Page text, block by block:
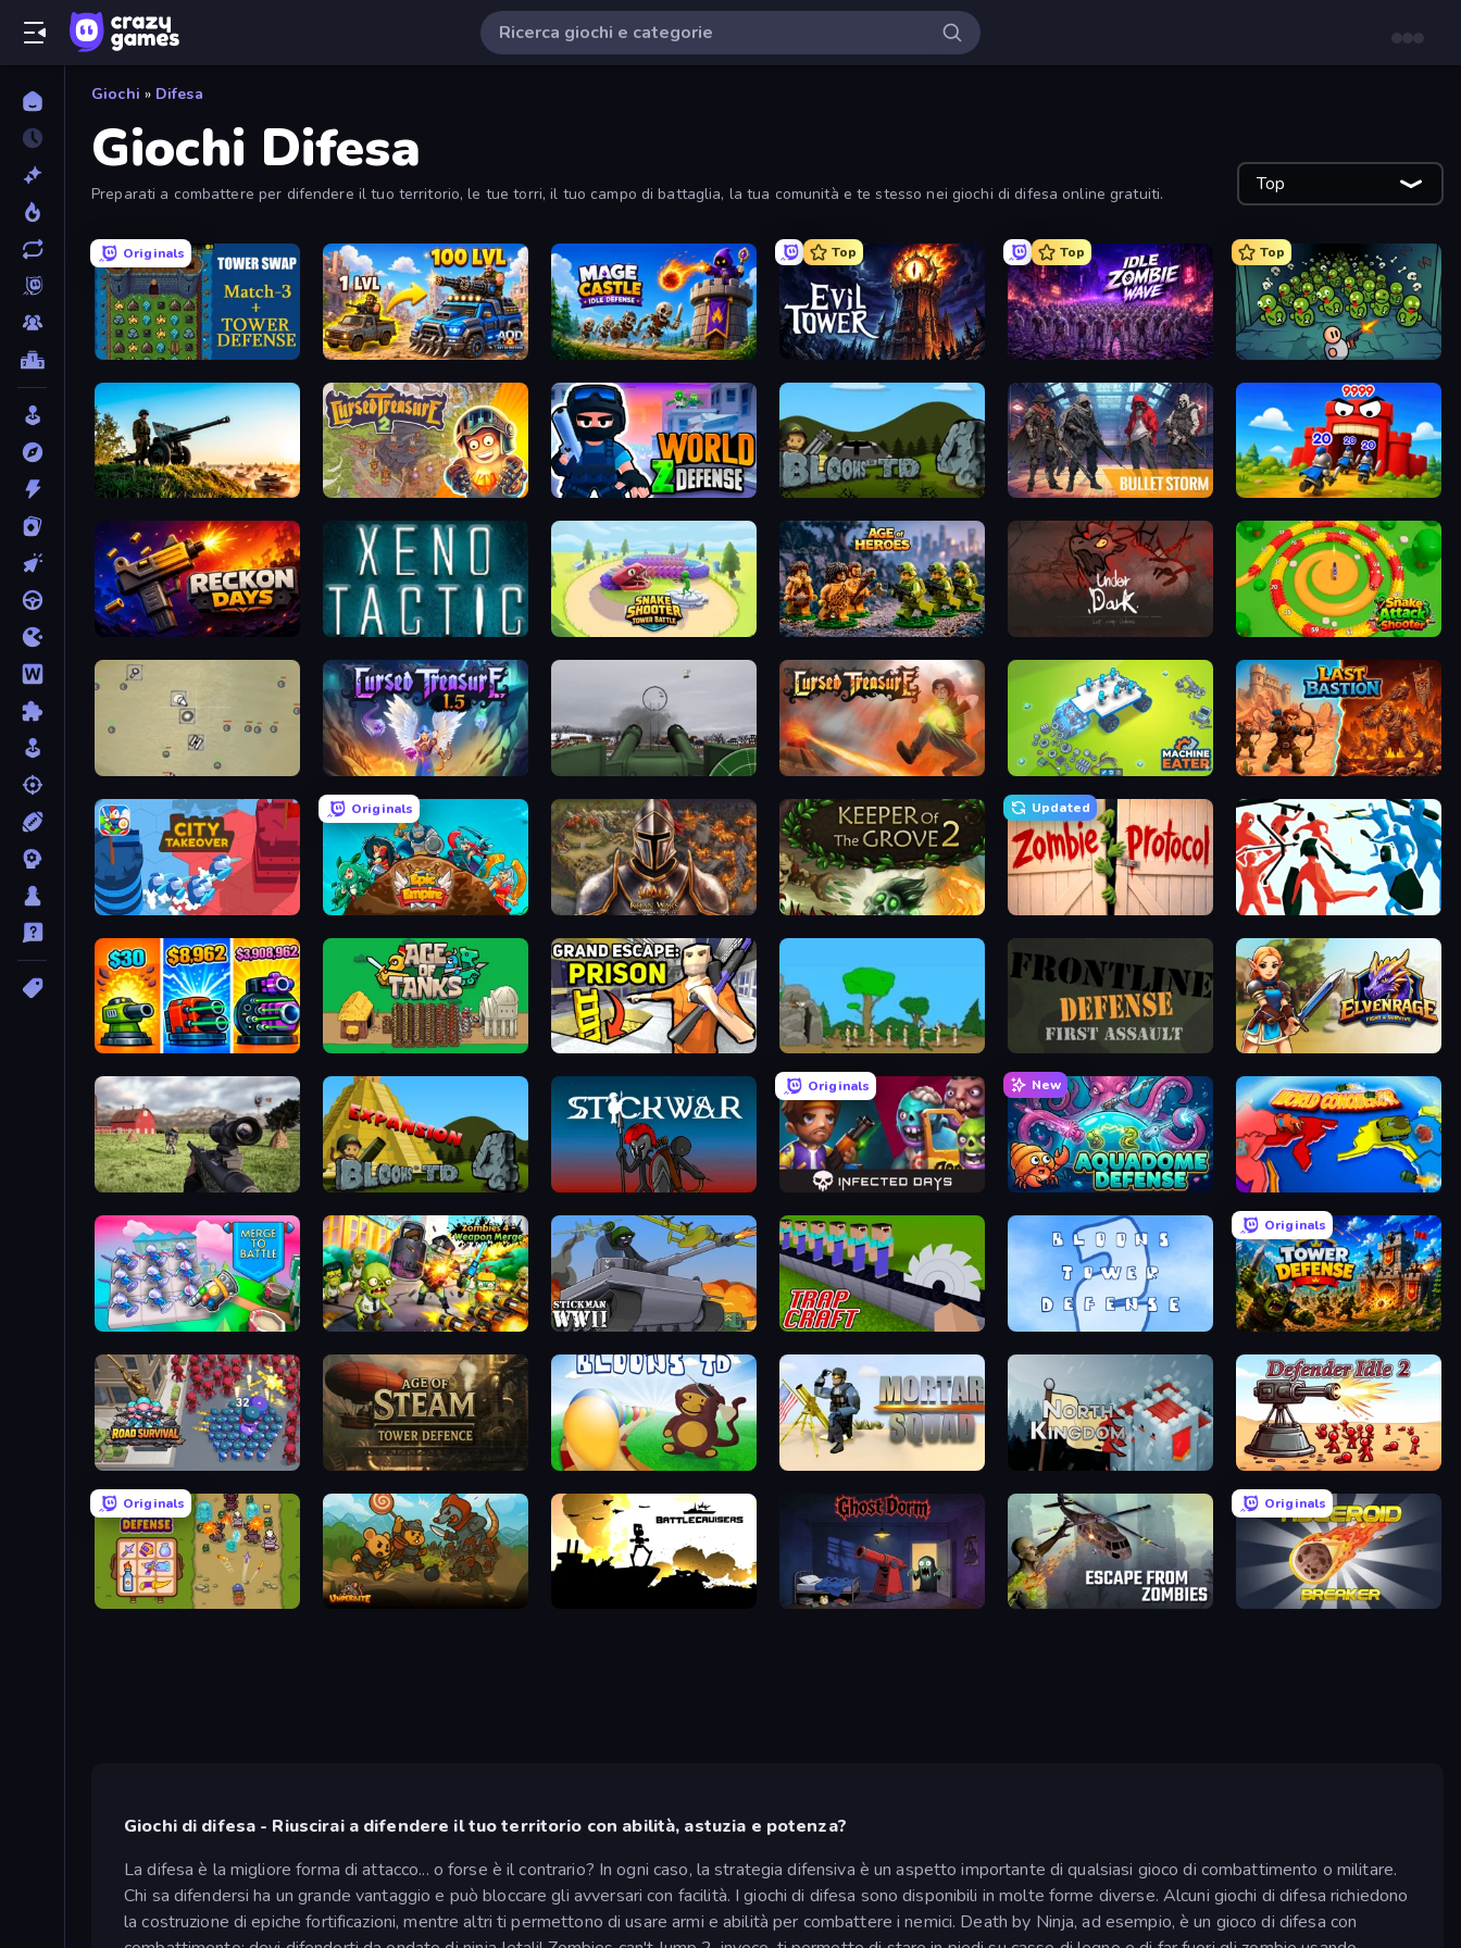
Giochi » Difesa
Giochi Difesa
Preparati a combattere per difendere il tuo territorio, le tue torri, il tuo campo di battaglia, la tua comunità e te stesso nei giochi di difesa online gratuiti. Top
Originals
Tower Swap AOD - Art Of Defense Mage Castle Idle Defense
Top
Evil Tower
Top
Idle Zombie Wave: Survivors
Top
Base Defence
Artillery Vs Tanks Cursed Treasure 2 World Z Defense - Zombie Defense Bloons Tower Defense 4 Bulletstorm TimeWarriors
Reckon Days Xeno Tactic Snake Shooter: Tower Battle Age of Heroes Snake Attack Shooter
Desktop Tower Defense Cursed Treasure 1.5 Flakmeister Cursed Treasure Machine Eater Last Bastion
City Takeover
Originals
Epic Empire: Tower Defense Khan Wars Keeper of the Grove 2
Updated
Zombie Protocol Funny Battle Simulator
Pumpkin Defense: Merge Cannon Age of Tanks Warriors: TD War Grand Escape: Prison Age Of War Elvenrage
Dead Zed Bloons Tower Defense 4 Expansion Stick War
Originals
Infected Days
New
Aquadome Defense World Conqueror
Merge To Battle Zombies 4 Weapon Merge Stickman WW2 Trap Craft Bloons Tower Defense 2
Originals
Tower Defense
Road Survival Age of Steam Tower Defence Bloons Tower Defense North Kingdom: Siege Castle Defender Idle 2
Originals
Bag Defense Underbite: Rat Rumble Idle War Ghost Dorm Escape from Zombies
Originals
Asteroid Breaker
Giochi di difesa - Riuscirai a difendere il tuo territorio con abilità, astuzia e potenza?
La difesa è la migliore forma di attacco... o forse è il contrario? In ogni caso, la strategia difensiva è un aspetto importante di qualsiasi gioco di combattimento o militare.
Chi sa difendersi ha un grande vantaggio e può bloccare gli avversari con facilità. I giochi di difesa sono disponibili in molte forme diverse. Alcuni giochi di difesa richiedono
la costruzione di epiche fortificazioni, mentre altri ti permettono di usare armi e abilità per combattere i nemici. Death by Ninja, ad esempio, è un gioco di difesa con